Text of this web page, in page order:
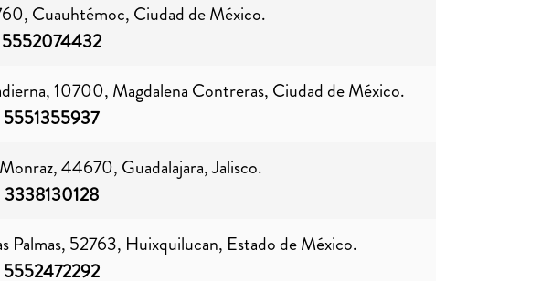
Cuauhtémoc, Ciudad de México.
5552074432
10700, Magdalena Contreras, Ciudad de México.
5551355937
44670, Guadalajara, Jalisco.
3338130128
Palmas, 52763, Huixquilucan, Estado de México.
5552472292